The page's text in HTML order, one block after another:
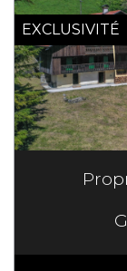
EXCLUSIVITÉ